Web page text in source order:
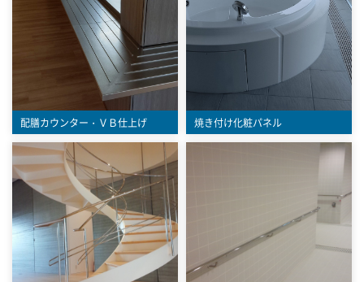
配膳カウンター・ＶＢ仕上げ 焼き付け化粧パネル